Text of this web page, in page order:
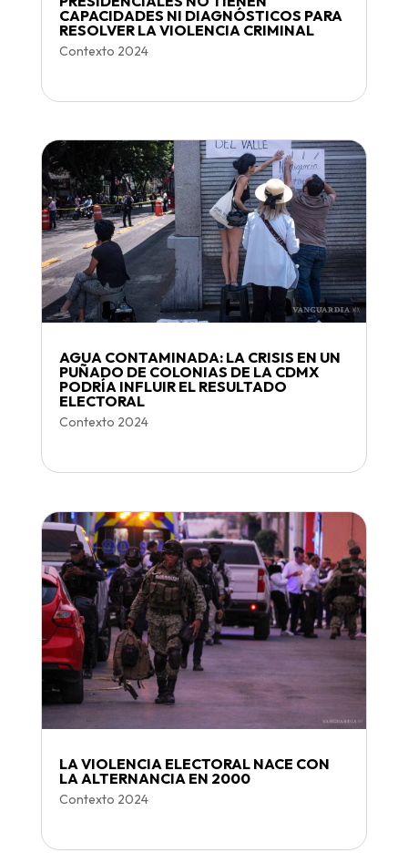
CAPACIDADES NI DIAGNÓSTICOS PARA
RESOLVER LA VIOLENCIA CRIMINAL
Contexto 2024
AGUA CONTAMINADA: LA CRISIS EN UN
PUÑADO DE COLONIAS DE LA CDMX
PODRÍA INFLUIR EL RESULTADO
ELECTORAL
Contexto 2024
LA VIOLENCIA ELECTORAL NACE CON
LA ALTERNANCIA EN 2000
Contexto 2024